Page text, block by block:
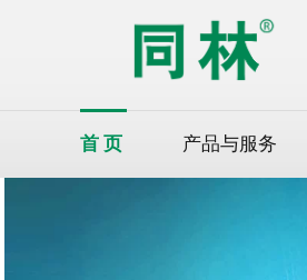
首页 产品与服务